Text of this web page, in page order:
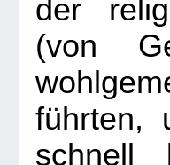
der
(von
führten,
schnell